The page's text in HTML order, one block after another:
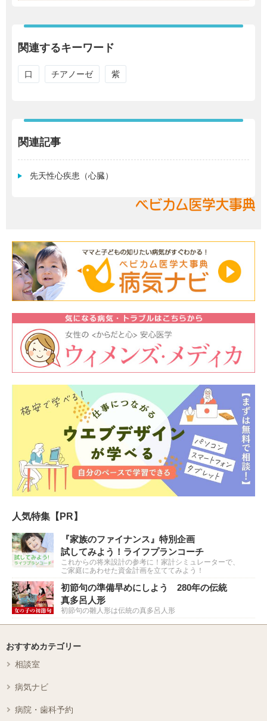
関連するキーワード
口 チアノーゼ 紫
関連記事
先天性心疾患（心臓）
人気特集【PR】
『家族のファイナンス』特別企画
試してみよう！ライフプランコーチ
これからの将来設計の参考に！家計シミュレーターで、
ご家庭にあわせた資金計画を立ててみよう！
初節句の準備早めにしよう 280年の伝統
真多呂人形
初節句の雛人形は伝統の真多呂人形
おすすめカテゴリー
相談室
病気ナビ
病院・歯科予約